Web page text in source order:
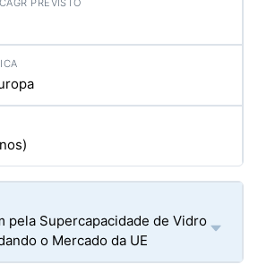
pela Supercapacidade de Vidro
o Mercado da UE